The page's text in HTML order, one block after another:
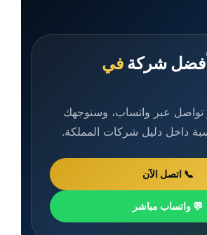
أفضل شركة في
تواصل عبر واتساب، وسنوجهك
داخل دليل شركات المملكة.
📞 اتصل الآن
💬 واتساب مباشر